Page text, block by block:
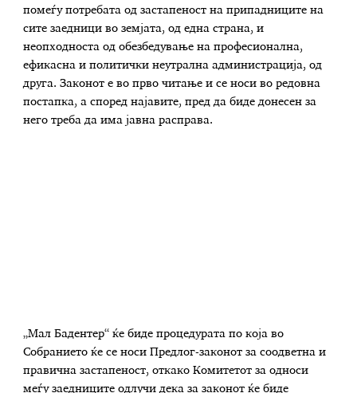
помеѓу потребата од застапеност на припадниците на
сите заедници во земјата, од една страна, и
неопходноста од обезбедување на професионална,
ефикасна и политички неутрална администрација, од
друга. Законот е во прво читање и се носи во редовна
постапка, а според најавите, пред да биде донесен за
него треба да има јавна расправа.
„Мал Бадентер“ ќе биде процедурата по која во
Собранието ќе се носи Предлог-законот за соодветна и
правична застапеност, откако Комитетот за односи
меѓу заедниците одлучи дека за законот ќе биде